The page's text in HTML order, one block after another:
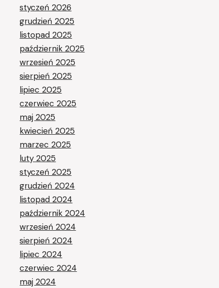
styczeń 2026
grudzień 2025
listopad 2025
październik 2025
wrzesień 2025
sierpień 2025
lipiec 2025
czerwiec 2025
maj 2025
kwiecień 2025
marzec 2025
luty 2025
styczeń 2025
grudzień 2024
listopad 2024
październik 2024
wrzesień 2024
sierpień 2024
lipiec 2024
czerwiec 2024
maj 2024